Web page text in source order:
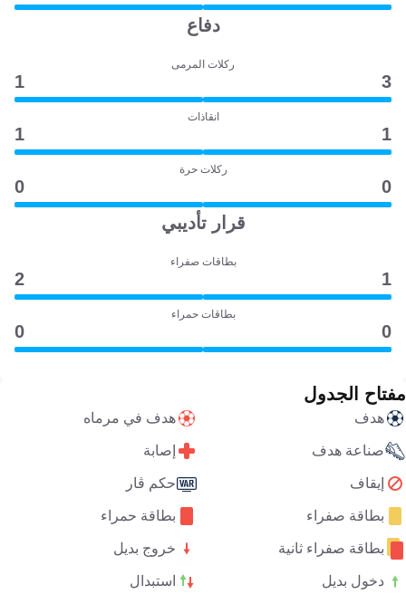
دفاع
ركلات المرمى
3
1
انقاذات
1
1
ركلات حرة
0
0
قرار تأديبي
بطاقات صفراء
1
2
بطاقات حمراء
0
0
مفتاح الجدول
هدف هدف في مرماه
صناعة هدف إصابة
إيقاف حكم ڤار
بطاقة صفراء بطاقة حمراء
بطاقة صفراء ثانية خروج بديل
دخول بديل استبدال